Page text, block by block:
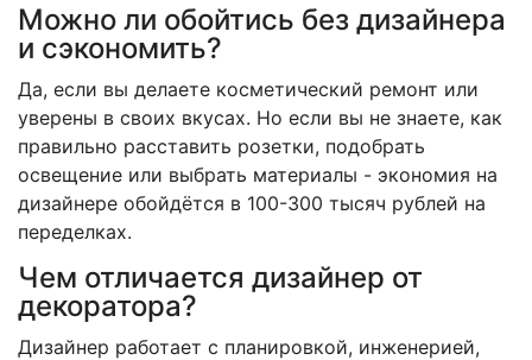
Можно ли обойтись без дизайнера
и сэкономить?
Да, если вы делаете косметический ремонт или
уверены в своих вкусах. Но если вы не знаете, как
правильно расставить розетки, подобрать
освещение или выбрать материалы - экономия на
дизайнере обойдётся в 100-300 тысяч рублей на
переделках.
Чем отличается дизайнер от
декоратора?
Дизайнер работает с планировкой, инженерией,